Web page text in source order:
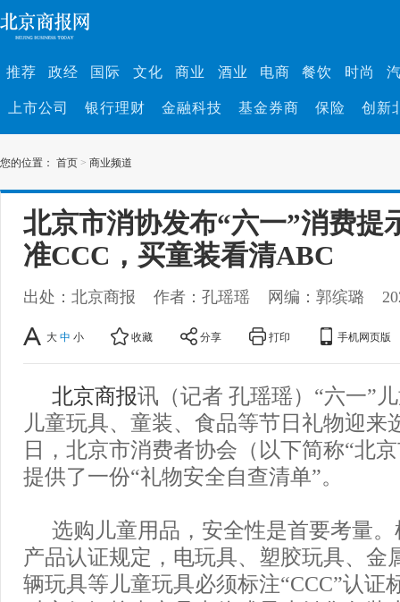
推荐 政经 国际 文化 商业 酒业 电商 餐饮 时尚
上市公司 银行理财 金融科技 基金券商 保险 创新
您的位置： 首页 > 商业频道
北京市消协发布“六一”消费提
准CCC，买童装看清ABC
出处：北京商报 作者：孔瑶瑶 网编：郭缤璐
大 中 小 收藏 分享 打印 手机网页版
北京商报讯（记者 孔瑶瑶）“六一”
儿童玩具、童装、食品等节日礼物迎来
日，北京市消费者协会（以下简称“北
提供了一份“礼物安全自查清单”。
选购儿童用品，安全性是首要考量
产品认证规定，电玩具、塑胶玩具、金
辆玩具等儿童玩具必须标注“CCC”认证